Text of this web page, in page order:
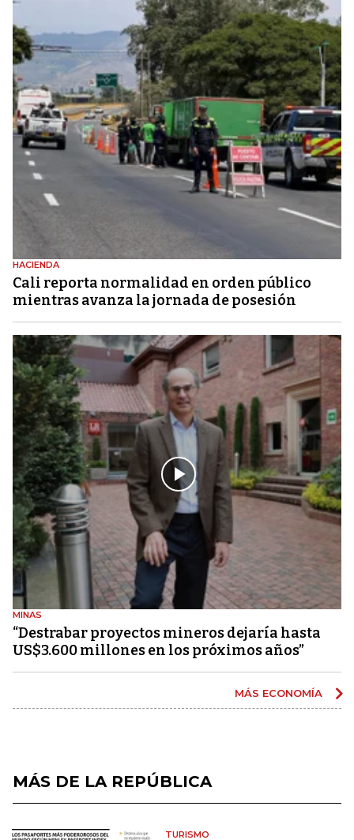
HACIENDA
Cali reporta normalidad en orden público
mientras avanza la jornada de posesión
MINAS
“Destrabar proyectos mineros dejaría hasta
US$3.600 millones en los próximos años”
MÁS ECONOMÍA
MÁS DE LA REPÚBLICA
TURISMO